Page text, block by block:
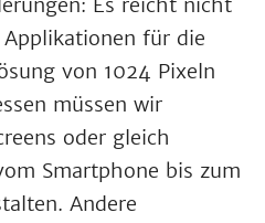
für die
von 1024 Pixeln
müssen wir
oder gleich
Smartphone bis zum
Andere